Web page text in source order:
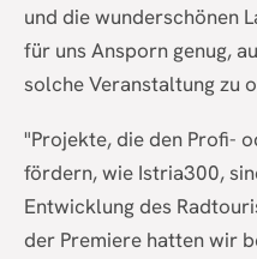
und die wunderschönen
für uns Ansporn genug,
solche Veranstaltung zu
"Projekte, die den Profi-
fördern, wie Istria300,
Entwicklung des
der Premiere hatten wir